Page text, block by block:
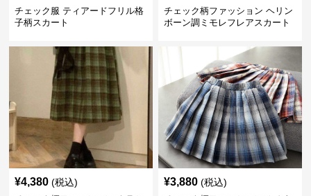
チェック服 ティアードフリル格
子柄スカート
チェック柄ファッション ヘリン
ボーン調ミモレフレアスカート
¥4,380 (税込) ¥3,880 (税込)